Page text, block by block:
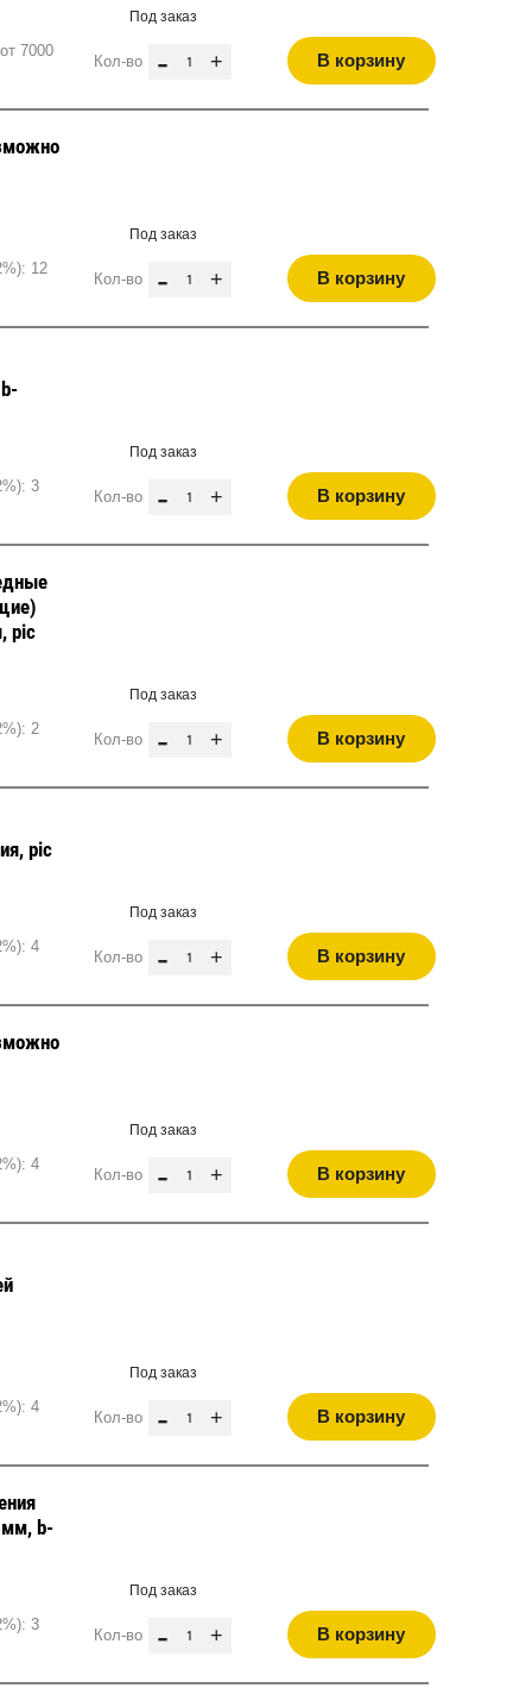
7000
Под заказ
Кол-во - + В корзину
12
Под заказ
Кол-во - + В корзину
3
Под заказ
Кол-во - + В корзину
pic
2
Под заказ
Кол-во - + В корзину
pic
4
Под заказ
Кол-во - + В корзину
4
Под заказ
Кол-во - + В корзину
4
Под заказ
Кол-во - + В корзину
b-
3
Под заказ
Кол-во - + В корзину